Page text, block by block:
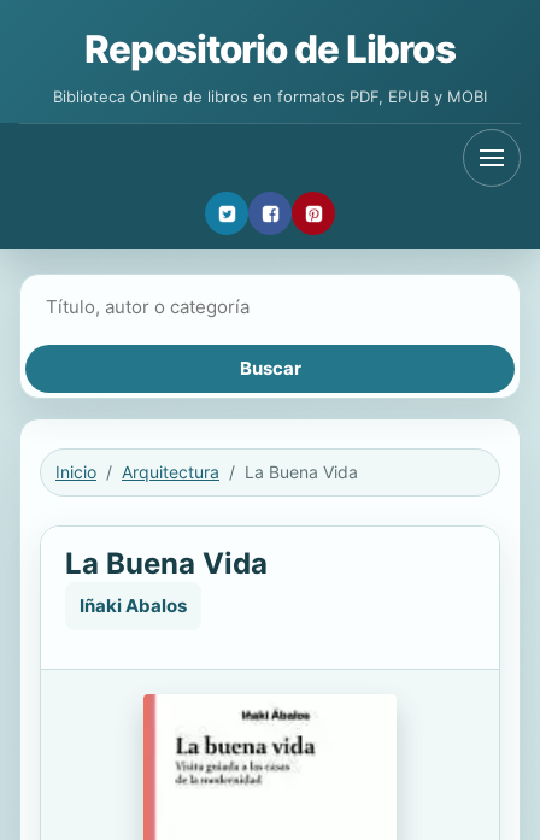
Repositorio de Libros
Biblioteca Online de libros en formatos PDF, EPUB y MOBI
Inicio Arquitectura La Buena Vida
La Buena Vida
Iñaki Abalos